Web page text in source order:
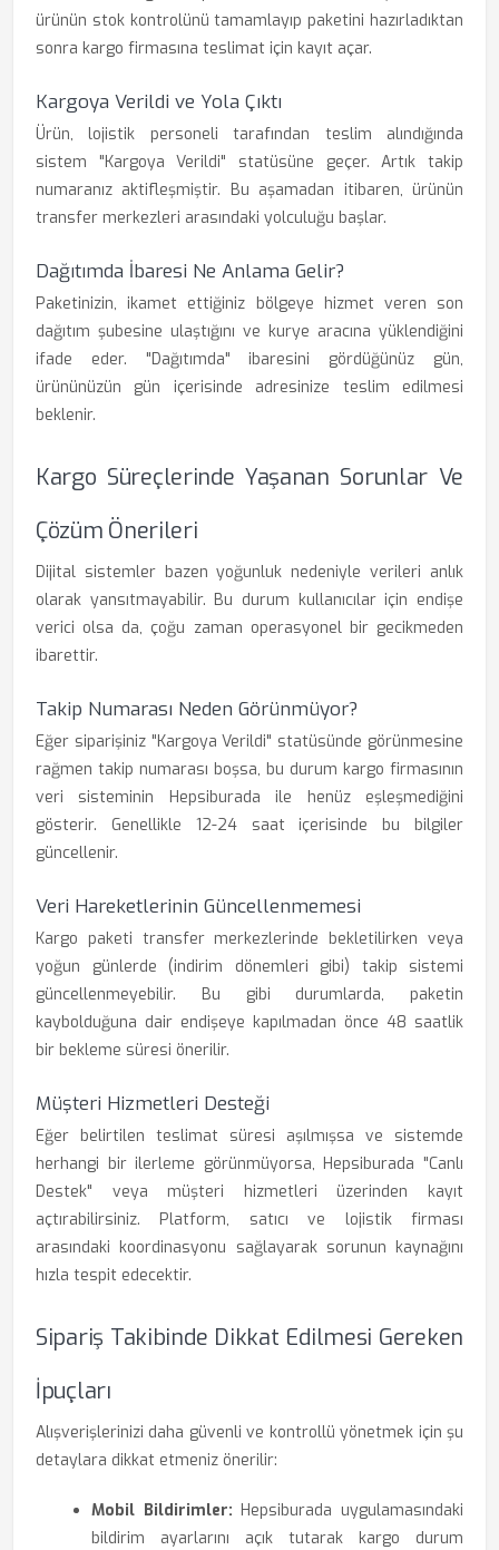
ürünün stok kontrolünü tamamlayıp paketini hazırladıktan
sonra kargo firmasına teslimat için kayıt açar.
Kargoya Verildi ve Yola Çıktı
Ürün, lojistik personeli tarafından teslim alındığında
sistem "Kargoya Verildi" statüsüne geçer. Artık takip
numaranız aktifleşmiştir. Bu aşamadan itibaren, ürünün
transfer merkezleri arasındaki yolculuğu başlar.
Dağıtımda İbaresi Ne Anlama Gelir?
Paketinizin, ikamet ettiğiniz bölgeye hizmet veren son
dağıtım şubesine ulaştığını ve kurye aracına yüklendiğini
ifade eder. "Dağıtımda" ibaresini gördüğünüz gün,
ürününüzün gün içerisinde adresinize teslim edilmesi
beklenir.
Kargo Süreçlerinde Yaşanan Sorunlar Ve
Çözüm Önerileri
Dijital sistemler bazen yoğunluk nedeniyle verileri anlık
olarak yansıtmayabilir. Bu durum kullanıcılar için endişe
verici olsa da, çoğu zaman operasyonel bir gecikmeden
ibarettir.
Takip Numarası Neden Görünmüyor?
Eğer siparişiniz "Kargoya Verildi" statüsünde görünmesine
rağmen takip numarası boşsa, bu durum kargo firmasının
veri sisteminin Hepsiburada ile henüz eşleşmediğini
gösterir. Genellikle 12-24 saat içerisinde bu bilgiler
güncellenir.
Veri Hareketlerinin Güncellenmemesi
Kargo paketi transfer merkezlerinde bekletilirken veya
yoğun günlerde (indirim dönemleri gibi) takip sistemi
güncellenmeyebilir. Bu gibi durumlarda, paketin
kaybolduğuna dair endişeye kapılmadan önce 48 saatlik
bir bekleme süresi önerilir.
Müşteri Hizmetleri Desteği
Eğer belirtilen teslimat süresi aşılmışsa ve sistemde
herhangi bir ilerleme görünmüyorsa, Hepsiburada "Canlı
Destek" veya müşteri hizmetleri üzerinden kayıt
açtırabilirsiniz. Platform, satıcı ve lojistik firması
arasındaki koordinasyonu sağlayarak sorunun kaynağını
hızla tespit edecektir.
Sipariş Takibinde Dikkat Edilmesi Gereken
İpuçları
Alışverişlerinizi daha güvenli ve kontrollü yönetmek için şu
detaylara dikkat etmeniz önerilir:
Mobil Bildirimler: Hepsiburada uygulamasındaki
bildirim ayarlarını açık tutarak kargo durum